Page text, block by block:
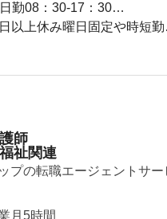
勤08：30-17：30…
以上休み曜日固定や時短
師
祉関連
プの転職エージェントサー
月5時間